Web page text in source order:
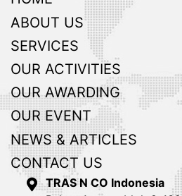
ABOUT US
SERVICES
OUR ACTIVITIES
OUR AWARDING
OUR EVENT
NEWS & ARTICLES
CONTACT US
TRAS N CO Indonesia